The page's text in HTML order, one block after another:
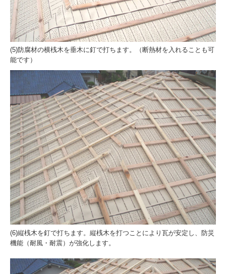
(5)防腐材の横桟木を垂木に釘で打ちます。（断熱材を入れることも可
能です）
(6)縦桟木を釘で打ちます。縦桟木を打つことにより瓦が安定し、防災
機能（耐風・耐震）が強化します。